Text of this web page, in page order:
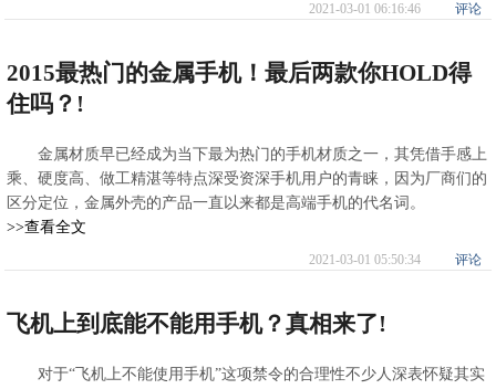
2021-03-01 06:16:46 评论
2015最热门的金属手机！最后两款你HOLD得
住吗？!
金属材质早已经成为当下最为热门的手机材质之一，其凭借手感上
乘、硬度高、做工精湛等特点深受资深手机用户的青睐，因为厂商们的
区分定位，金属外壳的产品一直以来都是高端手机的代名词。
>>查看全文
2021-03-01 05:50:34 评论
飞机上到底能不能用手机？真相来了!
对于“飞机上不能使用手机”这项禁令的合理性不少人深表怀疑其实